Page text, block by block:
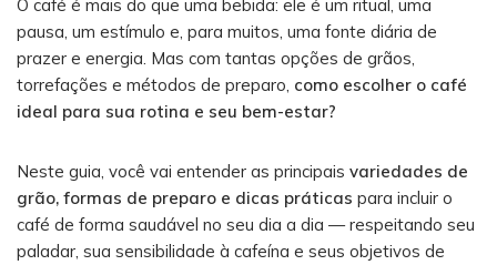
O café é mais do que uma bebida: ele é um ritual, uma
pausa, um estímulo e, para muitos, uma fonte diária de
prazer e energia. Mas com tantas opções de grãos,
torrefações e métodos de preparo, como escolher o café
ideal para sua rotina e seu bem-estar?
Neste guia, você vai entender as principais variedades de
grão, formas de preparo e dicas práticas para incluir o
café de forma saudável no seu dia a dia — respeitando seu
paladar, sua sensibilidade à cafeína e seus objetivos de